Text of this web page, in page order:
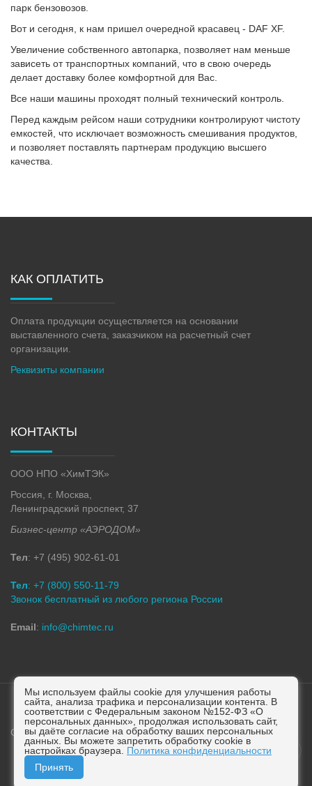
парк бензовозов.
Вот и сегодня, к нам пришел очередной красавец - DAF XF.
Увеличение собственного автопарка, позволяет нам меньше
зависеть от транспортных компаний, что в свою очередь
делает доставку более комфортной для Вас.
Все наши машины проходят полный технический контроль.
Перед каждым рейсом наши сотрудники контролируют чистоту
емкостей, что исключает возможность смешивания продуктов,
и позволяет поставлять партнерам продукцию высшего
качества.
КАК ОПЛАТИТЬ
Оплата продукции осуществляется на основании
выставленного счета, заказчиком на расчетный счет
организации.
Реквизиты компании
КОНТАКТЫ
ООО НПО «ХимТЭК»
Россия, г. Москва,
Ленинградский проспект, 37
Бизнес-центр «АЭРОДОМ»
Тел: +7 (495) 902-61-01
Тел: +7 (800) 550-11-79
Звонок бесплатный из любого региона России
Email: info@chimtec.ru
Copyright © 2013 - 2026 ХимТЭК. Все права защищены.
Мы используем файлы cookie для улучшения работы
сайта, анализа трафика и персонализации контента. В
соответствии с Федеральным законом №152-ФЗ «О
персональных данных», продолжая использовать сайт,
вы даёте согласие на обработку ваших персональных
данных. Вы можете запретить обработку cookie в
настройках браузера. Политика конфиденциальности
Принять